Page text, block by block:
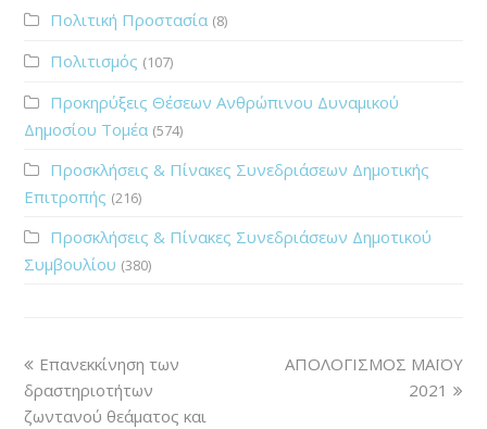
Πολιτική Προστασία (8)
Πολιτισμός (107)
Προκηρύξεις Θέσεων Ανθρώπινου Δυναμικού
Δημοσίου Τομέα (574)
Προσκλήσεις & Πίνακες Συνεδριάσεων Δημοτικής
Επιτροπής (216)
Προσκλήσεις & Πίνακες Συνεδριάσεων Δημοτικού
Συμβουλίου (380)
Επανεκκίνηση των
δραστηριοτήτων
ζωντανού θεάματος και
ΑΠΟΛΟΓΙΣΜΟΣ ΜΑΪΟΥ
2021